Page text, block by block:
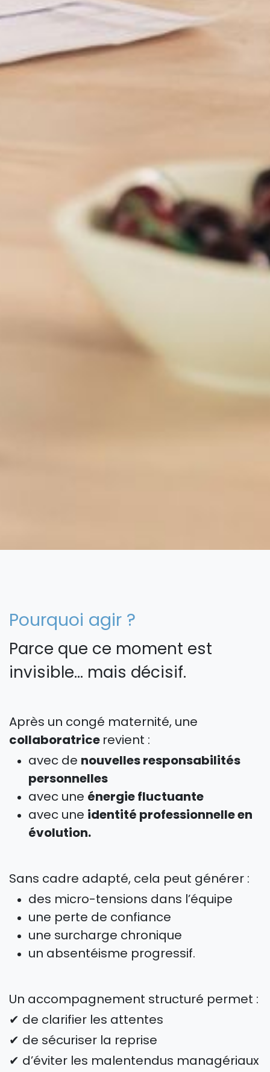
Pourquoi agir ?
Parce que ce moment est
invisible… mais décisif.
Après un congé maternité, une
collaboratrice revient :
avec de nouvelles responsabilités
personnelles
avec une énergie fluctuante
avec une identité professionnelle en
évolution.
Sans cadre adapté, cela peut générer :
des micro-tensions dans l’équipe
une perte de confiance
une surcharge chronique
un absentéisme progressif.
Un accompagnement structuré permet :
✔ de clarifier les attentes
✔ de sécuriser la reprise
✔ d’éviter les malentendus managériaux